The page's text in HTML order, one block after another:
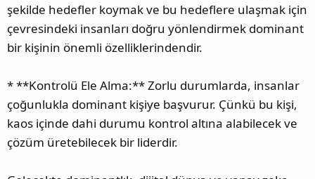
şekilde hedefler koymak ve bu hedeflere ulaşmak için
çevresindeki insanları doğru yönlendirmek dominant
bir kişinin önemli özelliklerindendir.
* **Kontrolü Ele Alma:** Zorlu durumlarda, insanlar
çoğunlukla dominant kişiye başvurur. Çünkü bu kişi,
kaos içinde dahi durumu kontrol altına alabilecek ve
çözüm üretebilecek bir liderdir.